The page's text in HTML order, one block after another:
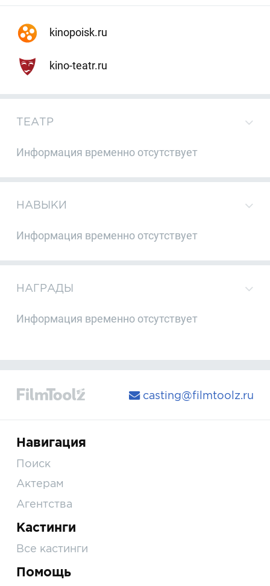
kinopoisk.ru
kino-teatr.ru
ТЕАТР
Информация временно отсутствует
НАВЫКИ
Информация временно отсутствует
НАГРАДЫ
Информация временно отсутствует
casting@filmtoolz.ru
Навигация
Поиск
Актерам
Агентства
Кастинги
Все кастинги
Помощь